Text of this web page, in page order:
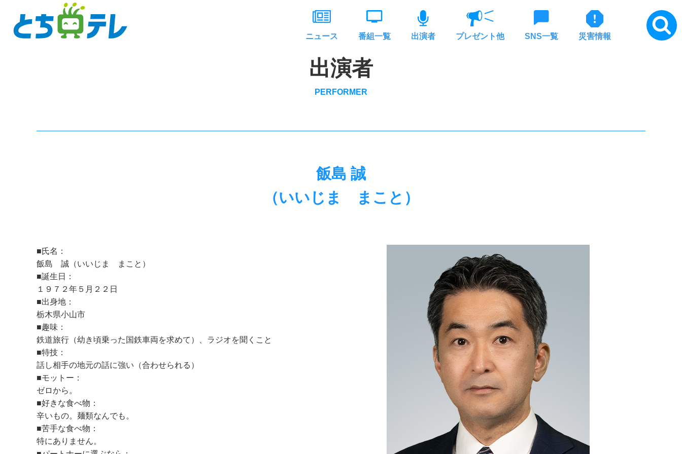
ニュース 番組一覧 出演者 プレゼント他 SNS一覧 災害情報
出演者
PERFORMER
飯島 誠
（いいじま まこと）
■氏名：
飯島 誠（いいじま まこと）
■誕生日：
１９７２年５月２２日
■出身地：
栃木県小山市
■趣味：
鉄道旅行（幼き頃乗った国鉄車両を求めて）、ラジオを聞くこと
■特技：
話し相手の地元の話に強い（合わせられる）
■モットー：
ゼロから。
■好きな食べ物：
辛いもの。麺類なんでも。
■苦手な食べ物：
特にありません。